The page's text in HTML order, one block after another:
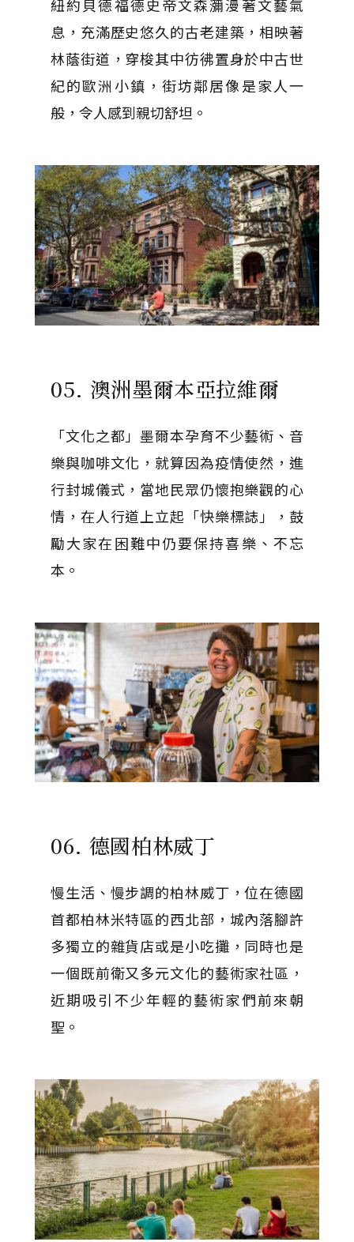
紐約貝德福德史帝文森瀰漫著文藝氣
息，充滿歷史悠久的古老建築，相映著
林蔭街道，穿梭其中彷彿置身於中古世
紀的歐洲小鎮，街坊鄰居像是家人一
般，令人感到親切舒坦。
05. 澳洲墨爾本亞拉維爾
「文化之都」墨爾本孕育不少藝術、音
樂與咖啡文化，就算因為疫情使然，進
行封城儀式，當地民眾仍懷抱樂觀的心
情，在人行道上立起「快樂標誌」，鼓
勵大家在困難中仍要保持喜樂、不忘
本。
06. 德國柏林威丁
慢生活、慢步調的柏林威丁，位在德國
首都柏林米特區的西北部，城內落腳許
多獨立的雜貨店或是小吃攤，同時也是
一個既前衛又多元文化的藝術家社區，
近期吸引不少年輕的藝術家們前來朝
聖。